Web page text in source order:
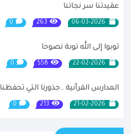
عقيدتنا سر نجاتنا
263
0
توبوا إلى الله توبة نصوحا
558
0
المدارس القرآنية ..جذورنا التي تحفظنا
213
0